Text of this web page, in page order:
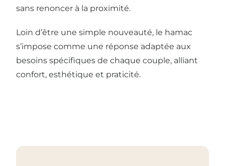
sans renoncer à la proximité.
Loin d’être une simple nouveauté, le hamac
s’impose comme une réponse adaptée aux
besoins spécifiques de chaque couple, alliant
confort, esthétique et praticité.